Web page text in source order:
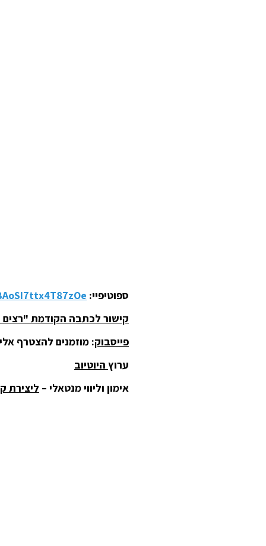
ספוטיפיי:
קישור לכתבה הקודמת
פייסבוק: מוזמנים להצטרף
ערוץ היוטיוב
אימון וליווי מנטאלי – ליצירת